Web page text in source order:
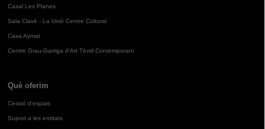
Casal Les Planes
Sala Clavé - La Unió Centre Cultural
Casa Aymat
Centre Grau-Garriga d'Art Tèxtil Contemporani
Què oferim
Cessió d'espais
Suport a les entitats